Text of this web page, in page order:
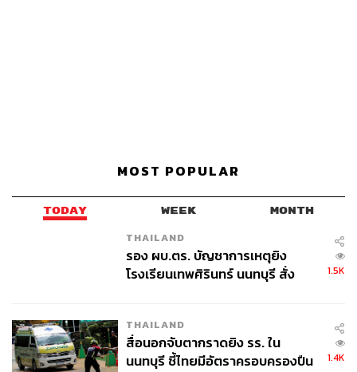
MOST POPULAR
TODAY WEEK MONTH
THAILAND
รอง ผบ.ตร. บัญชาการเหตุยิง
โรงเรียนเทพศิรินทร์ นนทบุรี สั่ง
1.5K
THAILAND
สื่อนอกจับตากราดยิง รร. ใน
นนทบุรี ชี้ไทยมีอัตราครอบครองปืน
1.4K